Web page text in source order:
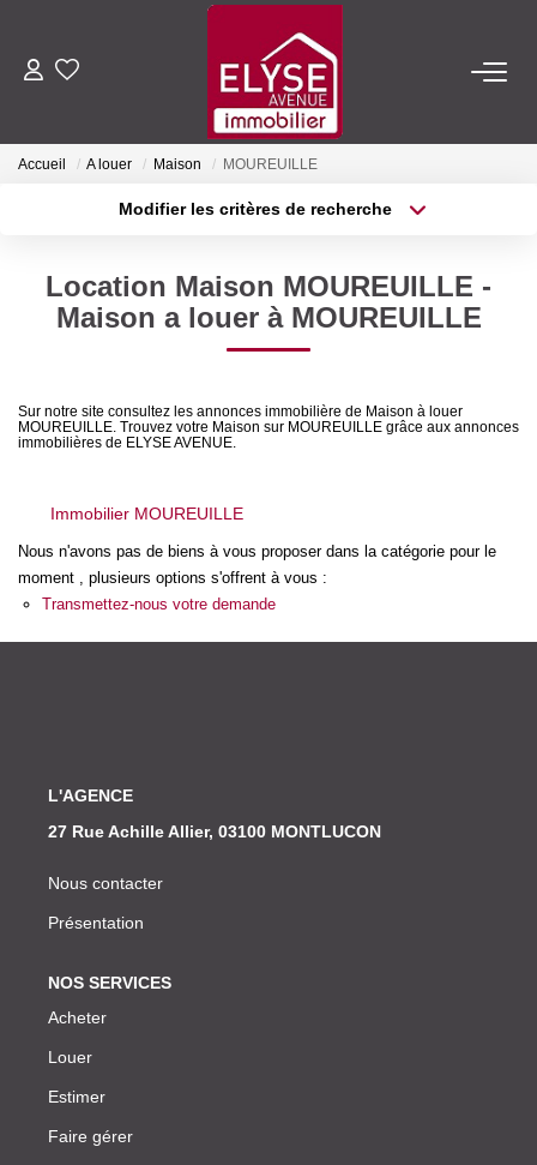
ACHETER
NOTRE AGENCE
Nous Rejoindre
Nos Actualités
Accueil A louer Maison MOUREUILLE
Modifier les critères de recherche
Sélectionnez...
Type de bien
Surface min
Créer une alerte
Location Maison MOUREUILLE -
Maison a louer à MOUREUILLE
Sur notre site consultez les annonces immobilière de Maison à louer
MOUREUILLE. Trouvez votre Maison sur MOUREUILLE grâce aux annonces
immobilières de ELYSE AVENUE.
Immobilier MOUREUILLE
Nous n'avons pas de biens à vous proposer dans la catégorie pour le
moment , plusieurs options s'offrent à vous :
Transmettez-nous votre demande
L'AGENCE
27 Rue Achille Allier, 03100 MONTLUCON
Nous contacter
Présentation
NOS SERVICES
Acheter
Louer
Estimer
Faire gérer